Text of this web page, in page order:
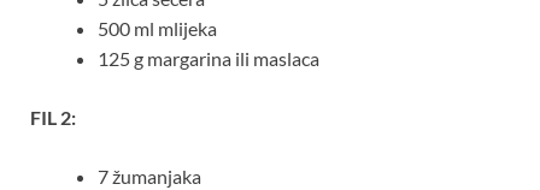
500 ml mlijeka
125 g margarina ili maslaca
FIL 2:
7 žumanjaka